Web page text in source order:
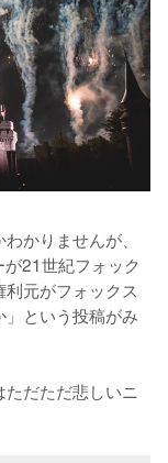
かりませんが、
21世紀フォック
元がフォックス
という投稿がみ
だただ悲しいニ